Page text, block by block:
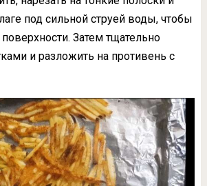
под сильной струей воды, чтобы
Затем тщательно
и разложить на противень с